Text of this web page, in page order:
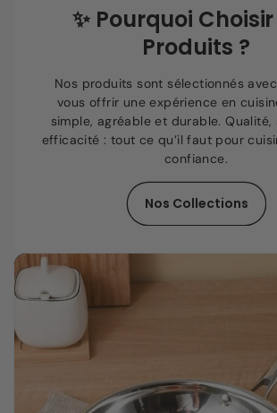
✨ Pourquoi Choisir
Produits ?
Nos produits sont sélectionnés
vous offrir une expérience en
simple, agréable et durable.
efficacité : tout ce qu’il faut pour
confiance.
Nos Collections